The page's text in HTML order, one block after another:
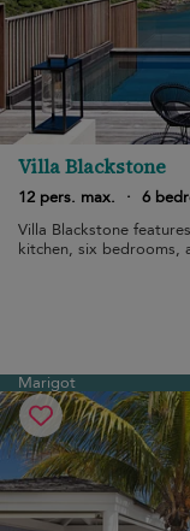
Villa Blackstone
12 pers. max.
· 6
Villa Blackstone
kitchen, six bedrooms,
Marigot